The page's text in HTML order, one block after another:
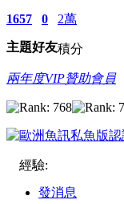
1657
主題
0
好友
2萬
積分
兩年度VIP贊助會員
經驗:
發消息